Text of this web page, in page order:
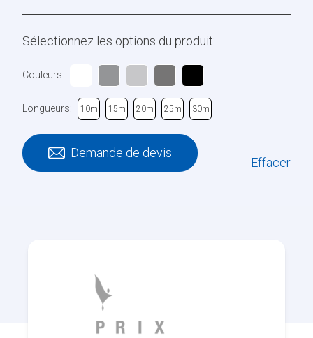
Sélectionnez les options du produit:
Couleurs:
Longueurs: 10m 15m 20m 25m 30m
Demande de devis
Effacer